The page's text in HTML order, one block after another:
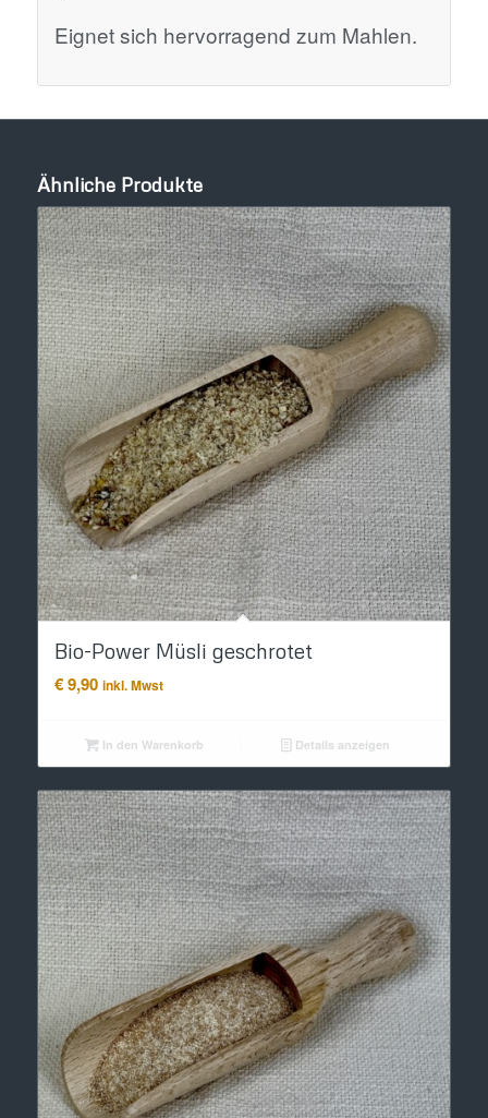
Eignet sich hervorragend zum Mahlen.
Ähnliche Produkte
Bio-Power Müsli geschrotet
€9,90 inkl. Mwst
In den Warenkorb Details anzeigen